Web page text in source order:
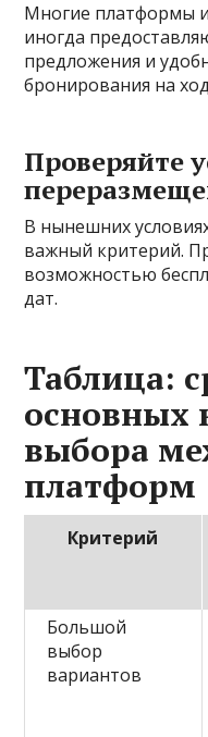
Многие платформы
иногда
предложения и
бронирования на
Проверяйте
В нынешних
важный критерий.
возможностью
дат.
Таблица:
основных
выбора
платформ
Критерий
Большой
выбор
вариантов